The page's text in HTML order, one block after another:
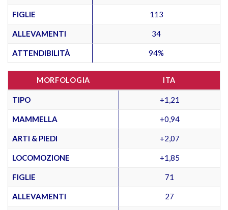
FIGLIE 113
ALLEVAMENTI 34
ATTENDIBILITÀ 94%
MORFOLOGIA ITA
TIPO +1,21
MAMMELLA +0,94
ARTI & PIEDI +2,07
LOCOMOZIONE +1,85
FIGLIE 71
ALLEVAMENTI 27